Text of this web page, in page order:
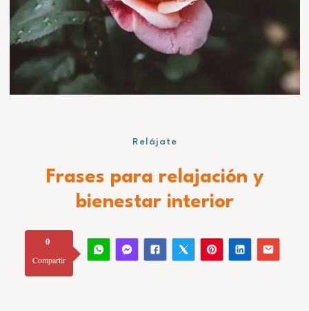
Relájate
Frases para relajación y
bienestar interior
0
Compartir